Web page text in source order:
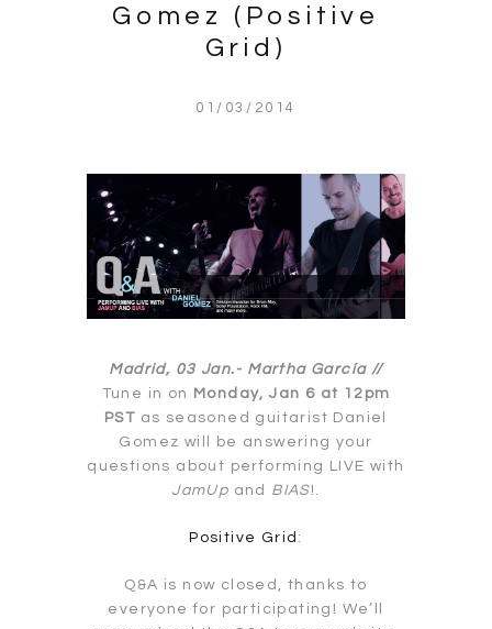
Gomez (Positive
Grid)
01/03/2014
Madrid, 03 Jan.- Martha García //
Tune in on
Monday, Jan 6 at 12pm
PST as seasoned guitarist Daniel
Gomez will be answering your
questions about performing LIVE with
JamUp and BIAS!.
Positive Grid :
Q&A is now closed, thanks to
everyone for participating! We’ll